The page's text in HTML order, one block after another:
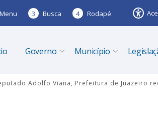
Menu 3 Busca 4 Rodapé
Governo Município
Adolfo Viana, Prefeitura de Juazeiro